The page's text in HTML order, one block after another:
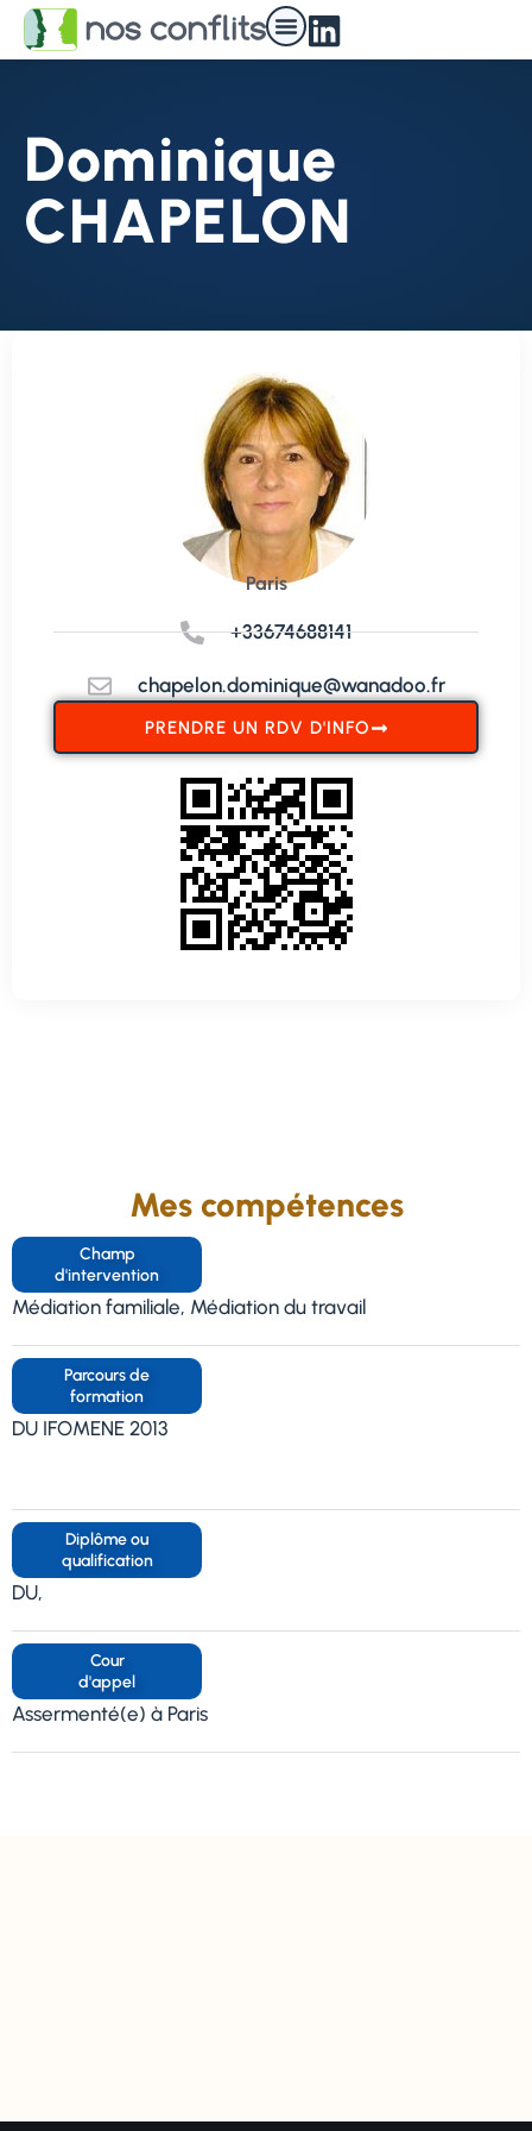
Dominique
CHAPELON
Paris
+33674688141
chapelon.dominique@wanadoo.fr
PRENDRE UN RDV D'INFO
Mes compétences
Champ
d'intervention
Médiation familiale, Médiation du travail
Parcours de
formation
DU IFOMENE 2013
Diplôme ou
qualification
DU,
Cour
d'appel
Assermenté(e) à Paris